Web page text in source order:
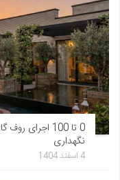
0 تا 100
نگهداری
4 اسفند 1404